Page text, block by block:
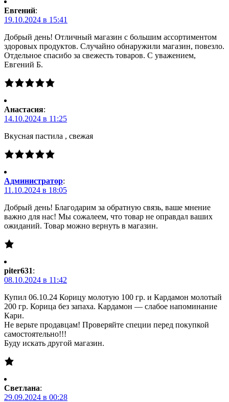
Евгений:
19.10.2024 в 15:41
Добрый день! Отличный магазин с большим ассортиментом
здоровых продуктов. Случайно обнаружили магазин, повезло.
Отдельное спасибо за свежесть товаров. С уважением,
Евгений Б.
Анастасия:
14.10.2024 в 11:25
Вкусная пастила , свежая
Администратор:
11.10.2024 в 18:05
Добрый день! Благодарим за обратную связь, ваше мнение
важно для нас! Мы сожалеем, что товар не оправдал ваших
ожиданий. Товар можно вернуть в магазин.
piter631:
08.10.2024 в 11:42
Купил 06.10.24 Корицу молотую 100 гр. и Кардамон молотый
200 гр. Корица без запаха. Кардамон — слабое напоминание
Кари.
Не верьте продавцам! Проверяйте специи перед покупкой
самостоятельно!!!
Буду искать другой магазин.
Светлана:
29.09.2024 в 00:28